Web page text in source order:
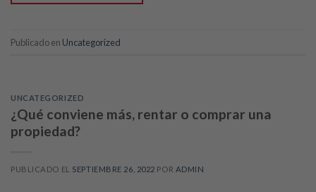
Publicado en Uncategorized
UNCATEGORIZED
¿Qué conviene más, rentar o comprar una
propiedad?
PUBLICADO EL SEPTIEMBRE 26, 2022 POR ADMIN